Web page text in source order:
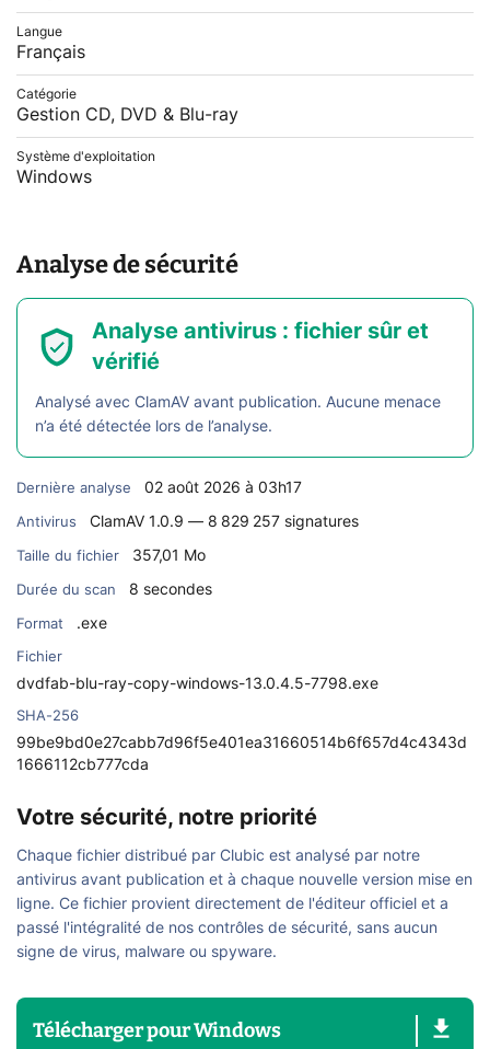
Langue
Français
Catégorie
Gestion CD, DVD & Blu-ray
Système d'exploitation
Windows
Analyse de sécurité
Analyse antivirus : fichier sûr et
vérifié
Analysé avec ClamAV avant publication. Aucune menace
n’a été détectée lors de l’analyse.
Dernière analyse 02 août 2026 à 03h17
Antivirus ClamAV 1.0.9 — 8 829 257 signatures
Taille du fichier 357,01 Mo
Durée du scan 8 secondes
Format .exe
Fichier
dvdfab-blu-ray-copy-windows-13.0.4.5-7798.exe
SHA-256
99be9bd0e27cabb7d96f5e401ea31660514b6f657d4c4343d
1666112cb777cda
Votre sécurité, notre priorité
Chaque fichier distribué par Clubic est analysé par notre
antivirus avant publication et à chaque nouvelle version mise en
ligne. Ce fichier provient directement de l'éditeur officiel et a
passé l'intégralité de nos contrôles de sécurité, sans aucun
signe de virus, malware ou spyware.
TéléchargerpourWindows